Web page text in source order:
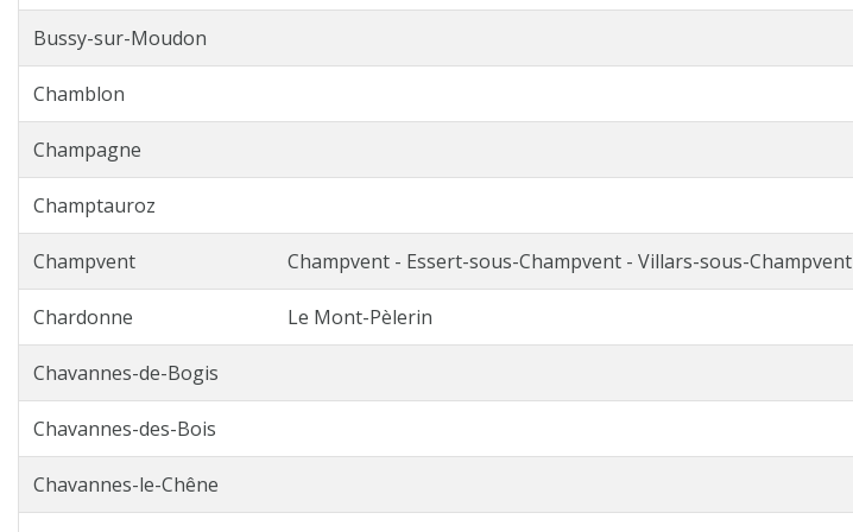
Bussy-sur-Moudon
Chamblon
Champagne
Champtauroz
Champvent Champvent - Essert-sous-Champvent - Villars-sous-Champvent
Chardonne Le Mont-Pèlerin
Chavannes-de-Bogis
Chavannes-des-Bois
Chavannes-le-Chêne